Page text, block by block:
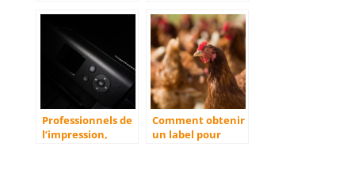
entreprise
enregistreuse
pour Ipad ?
Professionnels de
l’impression,
Comment obtenir
un label pour